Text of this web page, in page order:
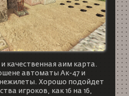
качественная аим карта.
автоматы Ак-47 и
Хорошо подойдет
игроков, как 16 на 16,